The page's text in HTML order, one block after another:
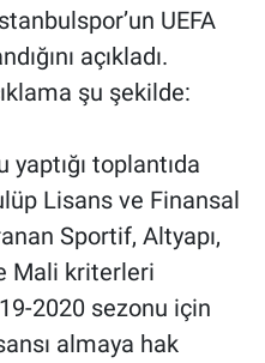
UEFA
açıkladı.
şu şekilde:
toplantıda
Lisans ve Finansal
Sportif, Altyapı,
Mali kriterleri
2020 sezonu için
almaya hak